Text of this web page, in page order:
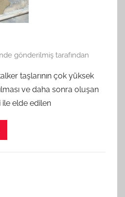
gönderilmiş tarafından
taşlarının çok yüksek
ve daha sonra oluşan
ile elde edilen